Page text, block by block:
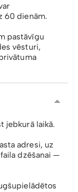
60 dienām.
pastāvīgu
vēsturi,
jebkurā laikā.
adresi, uz
dzēšanai —